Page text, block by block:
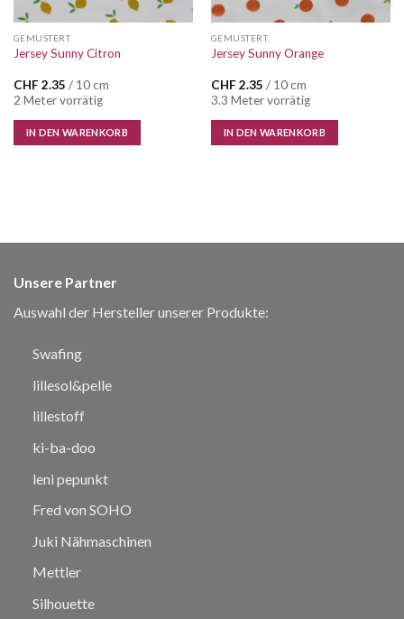
GEMUSTERT
Jersey Sunny Citron
CHF 2.35 / 10 cm
2 Meter vorrätig
IN DEN WARENKORB
GEMUSTERT
Jersey Sunny Orange
CHF 2.35 / 10 cm
3.3 Meter vorrätig
IN DEN WARENKORB
Unsere Partner
Auswahl der Hersteller unserer Produkte:
Swafing
lillesol&pelle
lillestoff
ki-ba-doo
leni pepunkt
Fred von SOHO
Juki Nähmaschinen
Mettler
Silhouette